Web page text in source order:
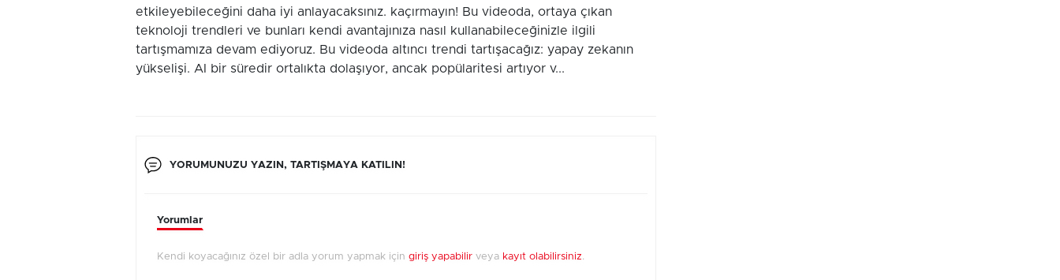
etkileyebileceğini daha iyi anlayacaksınız. kaçırmayın! Bu videoda, ortaya çıkan
teknoloji trendleri ve bunları kendi avantajınıza nasıl kullanabileceğinizle ilgili
tartışmamıza devam ediyoruz. Bu videoda altıncı trendi tartışacağız: yapay zekanın
yükselişi. AI bir süredir ortalıkta dolaşıyor, ancak popülaritesi artıyor v...
YORUMUNUZU YAZIN, TARTIŞMAYA KATILIN!
Yorumlar
Kendi koyacağınız özel bir adla yorum yapmak için giriş yapabilir veya kayıt olabilirsiniz.